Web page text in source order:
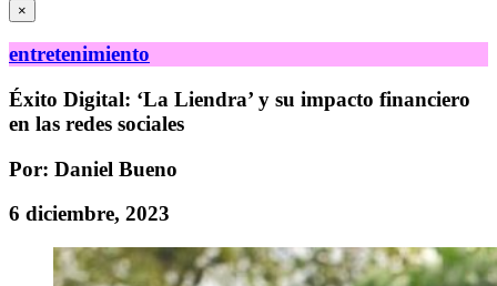
×
entretenimiento
Éxito Digital: ‘La Liendra’ y su impacto financiero
en las redes sociales
Por: Daniel Bueno
6 diciembre, 2023